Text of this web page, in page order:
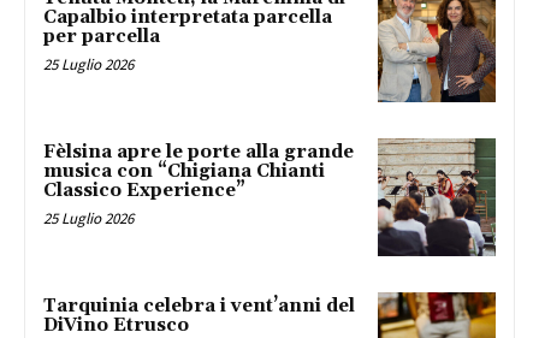
Capalbio interpretata parcella
per parcella
25 Luglio 2026
Fèlsina apre le porte alla grande
musica con “Chigiana Chianti
Classico Experience”
25 Luglio 2026
Tarquinia celebra i vent’anni del
DiVino Etrusco